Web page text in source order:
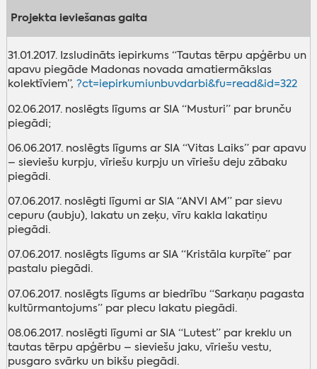
Projekta ieviešanas gaita
31.01.2017. Izsludināts iepirkums “Tautas tērpu apģērbu un
apavu piegāde Madonas novada amatiermākslas
kolektīviem”, ?ct=iepirkumiunbuvdarbi&fu=read&id=322
02.06.2017. noslēgts līgums ar SIA “Musturi” par brunču
piegādi;
06.06.2017. noslēgts līgums ar SIA “Vitas Laiks” par apavu
– sieviešu kurpju, vīriešu kurpju un vīriešu deju zābaku
piegādi.
07.06.2017. noslēgti līgumi ar SIA “ANVI AM” par sievu
cepuru (aubju), lakatu un zeķu, vīru kakla lakatiņu
piegādi.
07.06.2017. noslēgts līgums ar SIA “Kristāla kurpīte” par
pastalu piegādi.
07.06.2017. noslēgts līgums ar biedrību “Sarkaņu pagasta
kultūrmantojums” par plecu lakatu piegādi.
08.06.2017. noslēgti līgumi ar SIA “Lutest” par kreklu un
tautas tērpu apģērbu – sieviešu jaku, vīriešu vestu,
pusgaro svārku un bikšu piegādi.